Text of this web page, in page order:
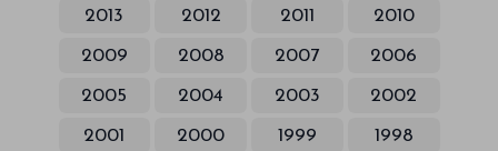
2013 2012 2011 2010
2009 2008 2007 2006
2005 2004 2003 2002
2001 2000 1999 1998